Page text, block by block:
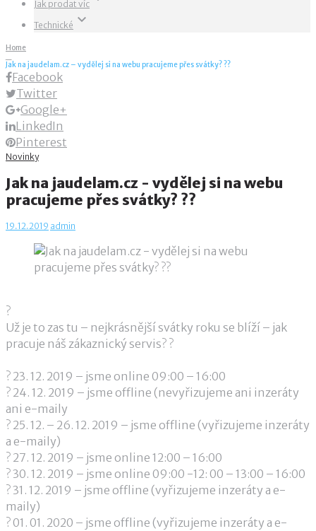
Jak prodat víc
Technické keyboard_arrow_down
Home
Jak na jaudelam.cz – vydělej si na webu pracujeme přes svátky? ??
Facebook
Twitter
Google+
LinkedIn
Pinterest
Novinky
Jak na jaudelam.cz - vydělej si na webu
pracujeme přes svátky? ??
19.12.2019 admin
?
Už je to zas tu – nejkrásnější svátky roku se blíží – jak
pracuje náš zákaznický servis? ?
? 23. 12. 2019 – jsme online 09:00 – 16:00
? 24. 12. 2019 – jsme offline (nevyřizujeme ani inzeráty
ani e-maily
? 25. 12. – 26. 12. 2019 – jsme offline (vyřizujeme inzeráty
a e-maily)
? 27. 12. 2019 – jsme online 12:00 – 16:00
?30. 12. 2019 – jsme online 09:00 -12: 00 – 13:00 – 16:00
?31. 12. 2019 – jsme offline (vyřizujeme inzeráty a e-
maily)
? 01. 01. 2020 – jsme offline (vyřizujeme inzeráty a e-